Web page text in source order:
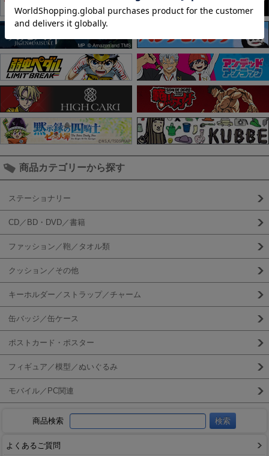
商品カテゴリーから探す
ステーショナリー
CD／BD・DVD／書籍
ファッション／鞄／タオル類
クッション／その他
キーホルダー／ストラップ／チャーム
缶バッジ／缶ケース
ポストカード・ポスター
フィギュア／模型／ぬいぐるみ
モバイル／PC関連
商品検索
よくあるご質問